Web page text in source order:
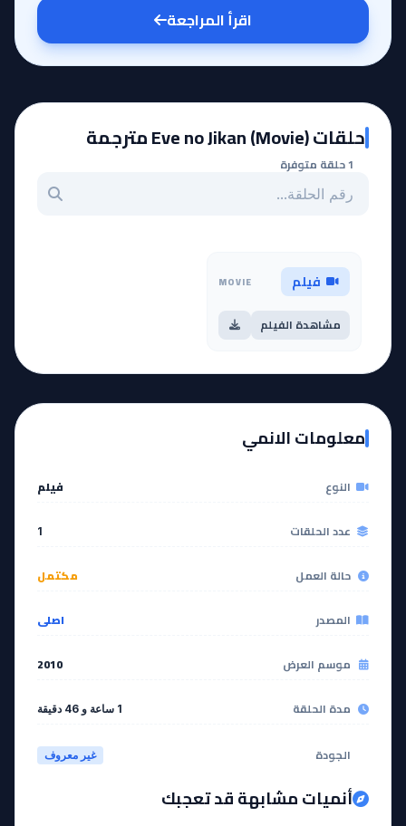
اقرأ المراجعة
حلقات Eve no Jikan (Movie) مترجمة
1 حلقة متوفرة
بحث عن حلقة بالرقم
فيلم MOVIE
مشاهدة الفيلم
معلومات الانمي
النوع فيلم
عدد الحلقات 1
حالة العمل مكتمل
المصدر اصلي
موسم العرض 2010
مدة الحلقة 1 ساعة و 46 دقيقة
الجودة غير معروف
أنميات مشابهة قد تعجبك